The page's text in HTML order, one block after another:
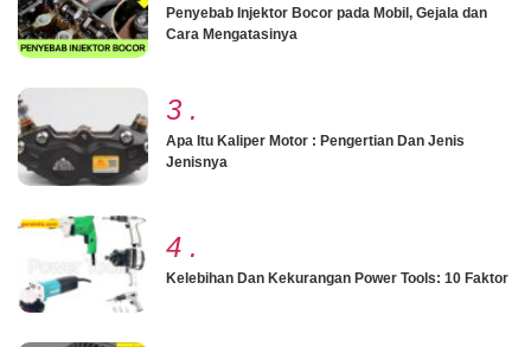
Penyebab Injektor Bocor pada Mobil, Gejala dan
Cara Mengatasinya
3 .
Apa Itu Kaliper Motor : Pengertian Dan Jenis
Jenisnya
4 .
Kelebihan Dan Kekurangan Power Tools: 10 Faktor